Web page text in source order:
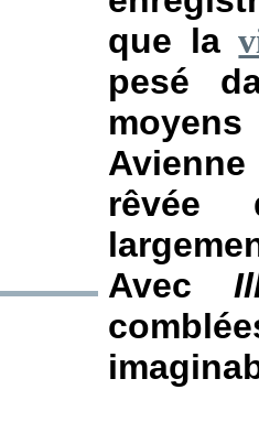
que la
pesé
rêvée
Avec